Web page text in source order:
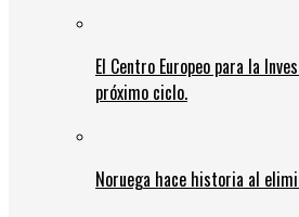
El Centro Europeo para la
próximo ciclo.
Noruega hace historia al